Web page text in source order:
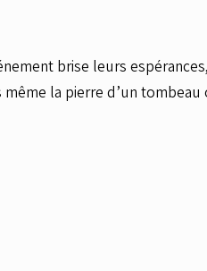
brise leurs
la pierre d’un